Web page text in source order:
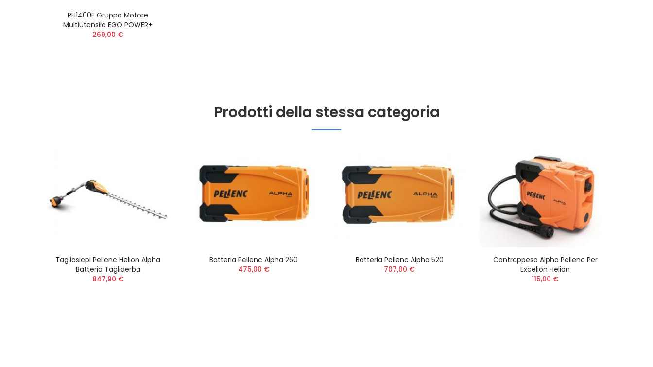
PH1400E Gruppo Motore
Multiutensile EGO POWER+
269,00 €
Prodotti della stessa categoria
Tagliasiepi Pellenc Helion Alpha
Batteria Tagliaerba
847,90 €
Batteria Pellenc Alpha 260
475,00 €
Batteria Pellenc Alpha 520
707,00 €
Contrappeso Alpha Pellenc Per
Excelion Helion
115,00 €